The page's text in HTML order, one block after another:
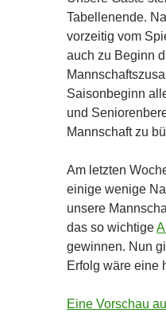
Tabellenende.
vorzeitig vom
auch zu Beginn
Saisonbeginn
und
Mannschaft zu
Am letzten
einige wenige
unsere
das so wichtige
gewinnen. Nun
Erfolg wäre eine
Eine Vorschau